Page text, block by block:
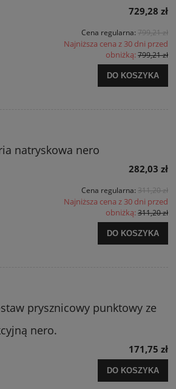
729,28 zł
Cena regularna: 799,21 zł
Najniższa cena z 30 dni przed
obniżką:799,21 zł
DO KOSZYKA
natryskowa nero
282,03 zł
Cena regularna: 311,20 zł
Najniższa cena z 30 dni przed
obniżką:311,20 zł
DO KOSZYKA
prysznicowy punktowy ze
nero.
171,75 zł
DO KOSZYKA